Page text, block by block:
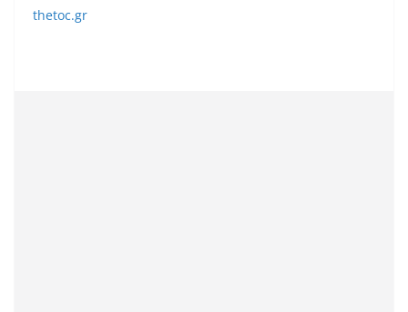
thetoc.gr